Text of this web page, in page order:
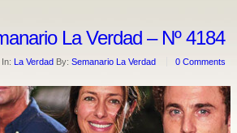
La Verdad – Nº 4184
La Verdad By: Semanario La Verdad 0 Comments